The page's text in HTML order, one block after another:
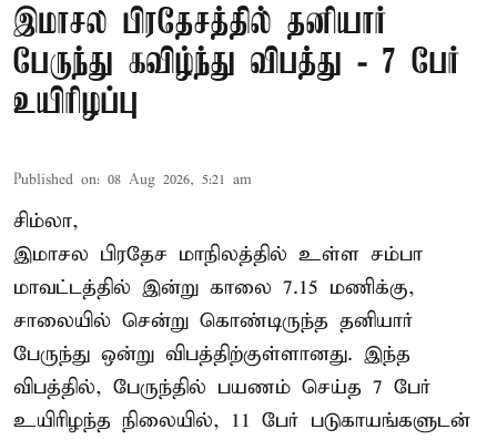
இமாசல பிரதேசத்தில் தனியார்
பேருந்து கவிழ்ந்து விபத்து - 7 பேர்
உயிரிழப்பு
Published on: 08 Aug 2026, 5:21 am
சிம்லா,
இமாசல பிரதேச மாநிலத்தில் உள்ள சம்பா
மாவட்டத்தில் இன்று காலை 7.15 மணிக்கு,
சாலையில் சென்று கொண்டிருந்த தனியார்
பேருந்து ஒன்று விபத்திற்குள்ளானது. இந்த
விபத்தில், பேருந்தில் பயணம் செய்த 7 பேர்
உயிரிழந்த நிலையில், 11 பேர் படுகாயங்களுடன்